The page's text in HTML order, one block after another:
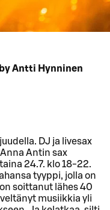
Antti Hynninen
DJ ja livesax
Antin sax
24.7. klo 18-22.
tyyppi, jolla on
soittanut lähes 40
musiikkia yli